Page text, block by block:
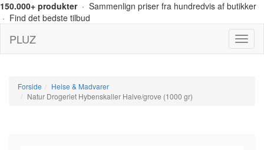
150.000+ produkter· Sammenlign priser fra hundredvis af butikker
· Find det bedste tilbud
Menu
PLUZ
Forside
Helse & Madvarer
Natur Drogeriet Hybenskaller Halve/grove (1000 gr)